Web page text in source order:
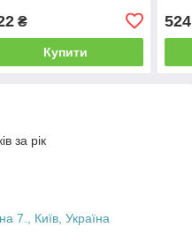
₴
Купити
524
за рік
7., Київ, Україна